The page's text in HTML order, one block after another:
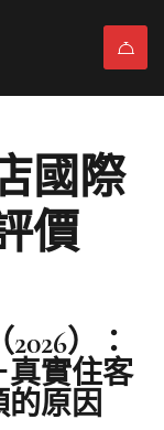
國際
價
）：
真實住客
原因